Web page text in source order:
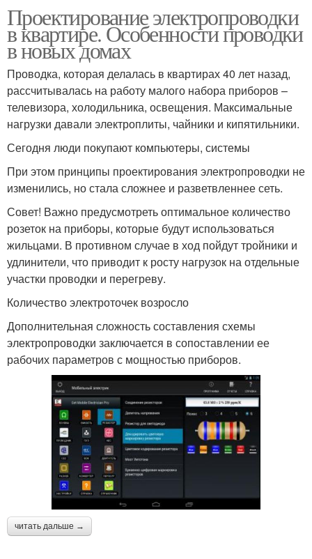
Проектирование электропроводки
в квартире. Особенности проводки
в новых домах
Проводка, которая делалась в квартирах 40 лет назад,
рассчитывалась на работу малого набора приборов –
телевизора, холодильника, освещения. Максимальные
нагрузки давали электроплиты, чайники и кипятильники.
Сегодня люди покупают компьютеры, системы
При этом принципы проектирования электропроводки не
изменились, но стала сложнее и разветвленнее сеть.
Совет! Важно предусмотреть оптимальное количество
розеток на приборы, которые будут использоваться
жильцами. В противном случае в ход пойдут тройники и
удлинители, что приводит к росту нагрузок на отдельные
участки проводки и перегреву.
Количество электроточек возросло
Дополнительная сложность составления схемы
электропроводки заключается в сопоставлении ее
рабочих параметров с мощностью приборов.
читать дальше →